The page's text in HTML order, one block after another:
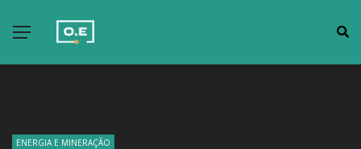
ENERGIA E MINERAÇÃO